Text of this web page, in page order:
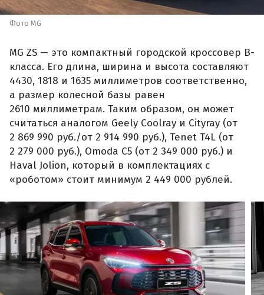
Фото MG
MG ZS — это компактный городской кроссовер B-
класса. Его длина, ширина и высота составляют
4430, 1818 и 1635 миллиметров соответственно,
а размер колесной базы равен
2610 миллиметрам. Таким образом, он может
считаться аналогом Geely Coolray и Cityray (от
2 869 990 руб./от 2 914 990 руб.), Tenet T4L (от
2 279 000 руб.), Omoda C5 (от 2 349 000 руб.) и
Haval Jolion, который в комплектациях с
«роботом» стоит минимум 2 449 000 рублей.